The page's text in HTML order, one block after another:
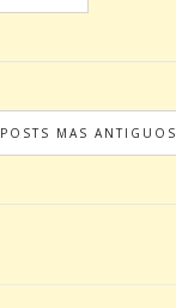
POSTS MAS ANTIGUOS